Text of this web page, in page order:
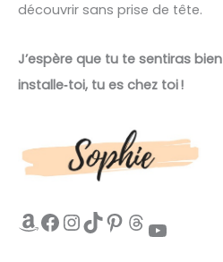
découvrir sans prise de tête.
J’espère que tu te sentiras
installe‑toi, tu es chez toi !
Amazon Facebook InstagramTikTok Pinterest Threads YouTube